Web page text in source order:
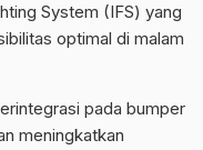
System (IFS) yang
optimal di malam
pada bumper
meningkatkan